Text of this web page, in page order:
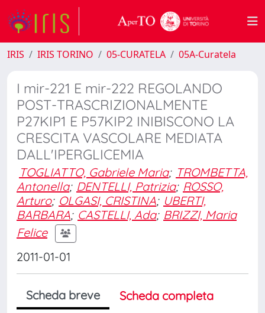
IRIS IRIS TORINO 05-CURATELA 05A-Curatela
I mir-221 E mir-222 REGOLANDO
POST-TRASCRIZIONALMENTE
P27KIP1 E P57KIP2 INIBISCONO LA
CRESCITA VASCOLARE MEDIATA
DALL'IPERGLICEMIA
TOGLIATTO, Gabriele Maria; TROMBETTA,
Antonella; DENTELLI, Patrizia; ROSSO,
Arturo; OLGASI, CRISTINA; UBERTI,
BARBARA; CASTELLI, Ada; BRIZZI, Maria
Felice
2011-01-01
Scheda breve
Scheda completa